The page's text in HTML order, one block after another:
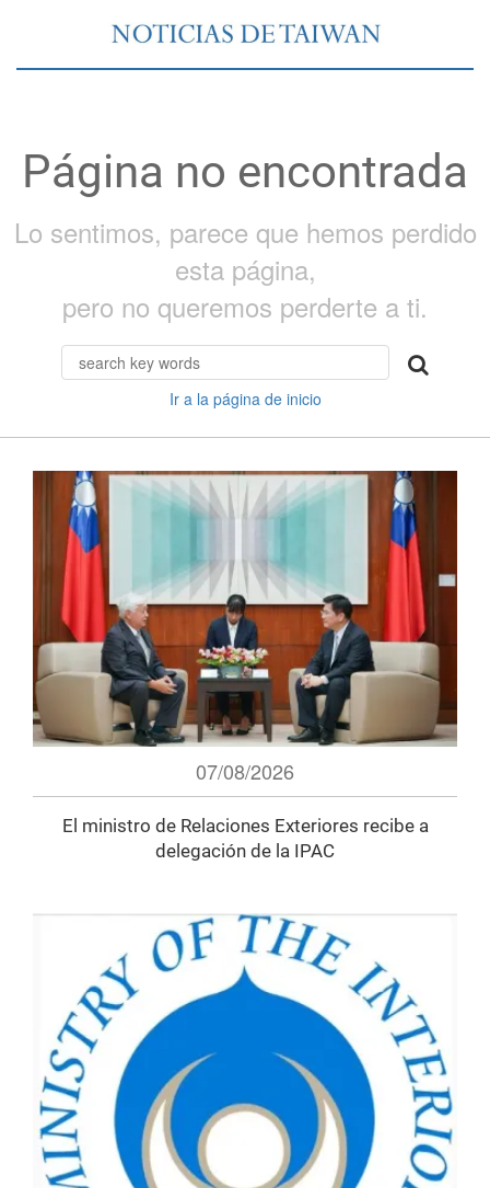
Página no encontrada
Lo sentimos, parece que hemos perdido
esta página,
pero no queremos perderte a ti.
Ir a la página de inicio
07/08/2026
El ministro de Relaciones Exteriores recibe a
delegación de la IPAC